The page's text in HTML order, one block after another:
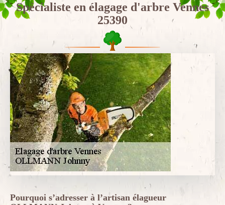
Spécialiste en élagage d'arbre Vennes
25390
Pourquoi s’adresser à l’artisan élagueur